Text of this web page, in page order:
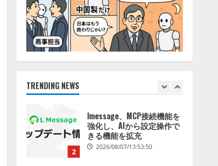
TRENDING NEWS
5
JSC.」と業務提携
2026/08/06/14:54:32
1
【開催報告】次世代AIプラ
2
lmessage、MCP接続機能を
強化し、AIから設定操作で
きる機能を拡充
2026/08/07/13:53:50